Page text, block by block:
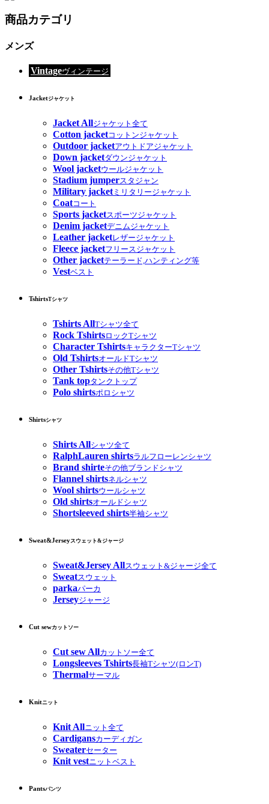
商品カテゴリ
メンズ
Vintageヴィンテージ
Jacketジャケット
Jacket Allジャケット全て
Cotton jacketコットンジャケット
Outdoor jacketアウトドアジャケット
Down jacketダウンジャケット
Wool jacketウールジャケット
Stadium jumperスタジャン
Military jacketミリタリージャケット
Coatコート
Sports jacketスポーツジャケット
Denim jacketデニムジャケット
Leather jacketレザージャケット
Fleece jacketフリースジャケット
Other jacketテーラード,ハンティング等
Vestベスト
TshirtsTシャツ
Tshirts AllTシャツ全て
Rock TshirtsロックTシャツ
Character TshirtsキャラクターTシャツ
Old TshirtsオールドTシャツ
Other Tshirtsその他Tシャツ
Tank topタンクトップ
Polo shirtsポロシャツ
Shirtsシャツ
Shirts Allシャツ全て
RalphLauren shirtsラルフローレンシャツ
Brand shirteその他ブランドシャツ
Flannel shirtsネルシャツ
Wool shirtsウールシャツ
Old shirtsオールドシャツ
Shortsleeved shirts半袖シャツ
Sweat&Jerseyスウェット&ジャージ
Sweat&Jersey Allスウェット&ジャージ全て
Sweatスウェット
parkaパーカ
Jerseyジャージ
Cut sewカットソー
Cut sew Allカットソー全て
Longsleeves Tshirts長袖Tシャツ(ロンT)
Thermalサーマル
Knitニット
Knit Allニット全て
Cardigansカーディガン
Sweaterセーター
Knit vestニットベスト
Pantsパンツ